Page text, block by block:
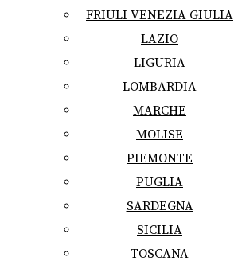
FRIULI VENEZIA GIULIA
LAZIO
LIGURIA
LOMBARDIA
MARCHE
MOLISE
PIEMONTE
PUGLIA
SARDEGNA
SICILIA
TOSCANA